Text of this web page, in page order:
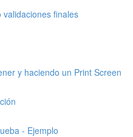
finales
y haciendo un Print Screen
- Ejemplo